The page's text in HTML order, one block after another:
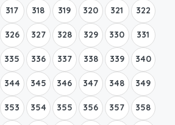
317 318 319 320 321 322
326 327 328 329 330 331
335 336 337 338 339 340
344 345 346 347 348 349
353 354 355 356 357 358